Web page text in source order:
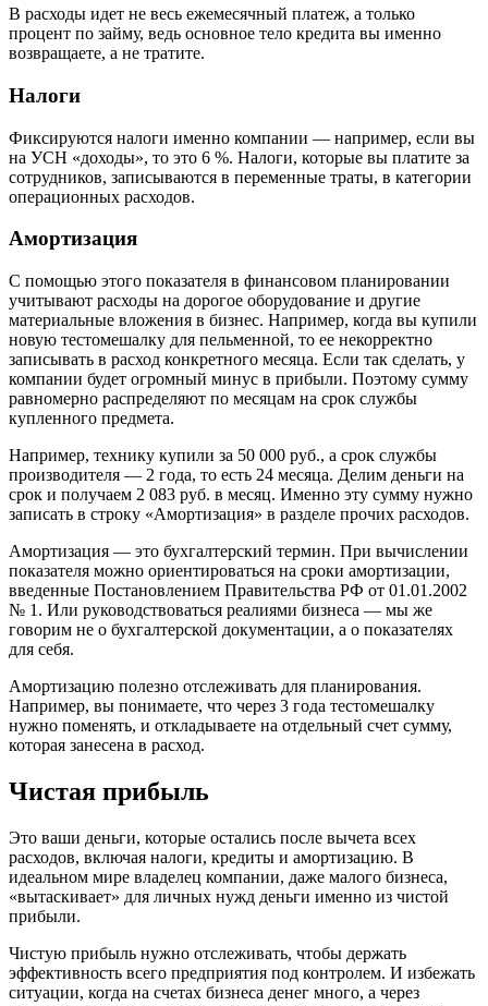
В расходы идет не весь ежемесячный платеж, а только
процент по займу, ведь основное тело кредита вы именно
возвращаете, а не тратите.
Налоги
Фиксируются налоги именно компании — например, если вы
на УСН «доходы», то это 6 %. Налоги, которые вы платите за
сотрудников, записываются в переменные траты, в категории
операционных расходов.
Амортизация
С помощью этого показателя в финансовом планировании
учитывают расходы на дорогое оборудование и другие
материальные вложения в бизнес. Например, когда вы купили
новую тестомешалку для пельменной, то ее некорректно
записывать в расход конкретного месяца. Если так сделать, у
компании будет огромный минус в прибыли. Поэтому сумму
равномерно распределяют по месяцам на срок службы
купленного предмета.
Например, технику купили за 50 000 руб., а срок службы
производителя — 2 года, то есть 24 месяца. Делим деньги на
срок и получаем 2 083 руб. в месяц. Именно эту сумму нужно
записать в строку «Амортизация» в разделе прочих расходов.
Амортизация — это бухгалтерский термин. При вычислении
показателя можно ориентироваться на сроки амортизации,
введенные Постановлением Правительства РФ от 01.01.2002
№ 1. Или руководствоваться реалиями бизнеса — мы же
говорим не о бухгалтерской документации, а о показателях
для себя.
Амортизацию полезно отслеживать для планирования.
Например, вы понимаете, что через 3 года тестомешалку
нужно поменять, и откладываете на отдельный счет сумму,
которая занесена в расход.
Чистая прибыль
Это ваши деньги, которые остались после вычета всех
расходов, включая налоги, кредиты и амортизацию. В
идеальном мире владелец компании, даже малого бизнеса,
«вытаскивает» для личных нужд деньги именно из чистой
прибыли.
Чистую прибыль нужно отслеживать, чтобы держать
эффективность всего предприятия под контролем. И избежать
ситуации, когда на счетах бизнеса денег много, а через